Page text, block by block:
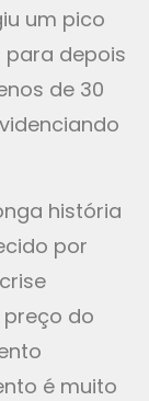
um pico
para depois
de 30
história
por
preço do
é muito